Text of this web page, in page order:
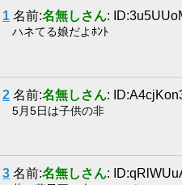
1 名前:名無しさん:
ハネてる娘だよﾎﾝﾄ
2 名前:名無しさん:
5月5日は子供の非
3 名前:名無しさん: